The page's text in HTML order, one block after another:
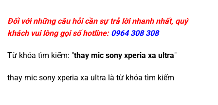
Đối với những câu hỏi cần sự trả lời nhanh nhất, quý
khách vui lòng gọi số hotline: 0964 308 308
Từ khóa tìm kiếm: "thay mic sony xperia xa ultra"
thay mic sony xperia xa ultra là từ khóa tìm kiếm